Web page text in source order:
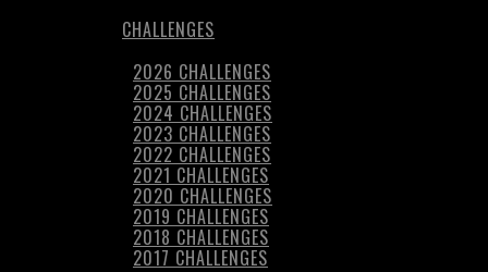
CHALLENGES
2026 CHALLENGES
2025 CHALLENGES
2024 CHALLENGES
2023 CHALLENGES
2022 CHALLENGES
2021 CHALLENGES
2020 CHALLENGES
2019 CHALLENGES
2018 CHALLENGES
2017 CHALLENGES